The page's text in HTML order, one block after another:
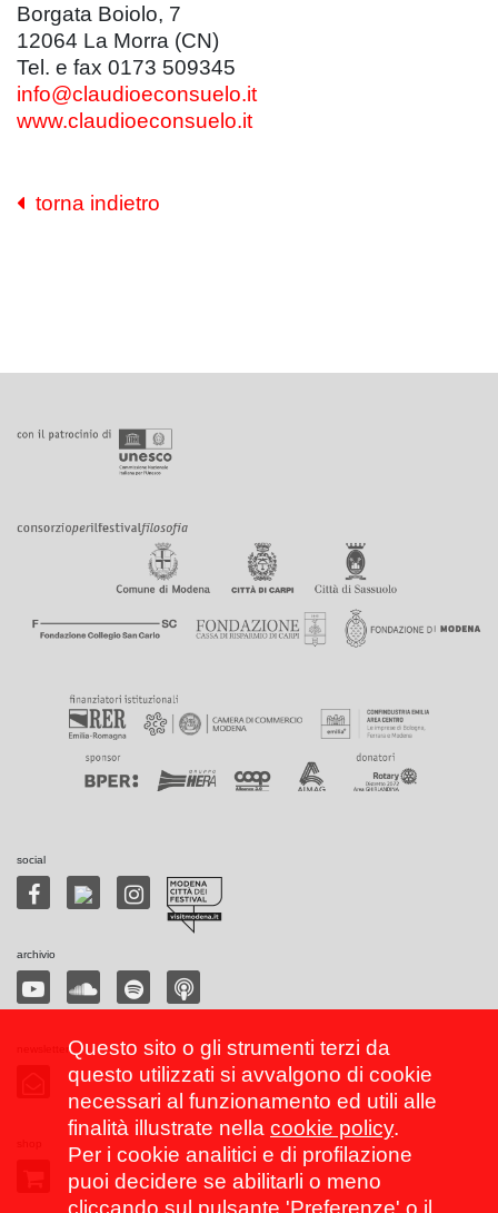
Borgata Boiolo, 7
12064 La Morra (CN)
Tel. e fax 0173 509345
info@claudioeconsuelo.it
www.claudioeconsuelo.it
torna indietro
social
archivio
Questo sito o gli strumenti terzi da
questo utilizzati si avvalgono di cookie
necessari al funzionamento ed utili alle
finalità illustrate nella cookie policy.
Per i cookie analitici e di profilazione
puoi decidere se abilitarli o meno
cliccando sul pulsante 'Preferenze' o il